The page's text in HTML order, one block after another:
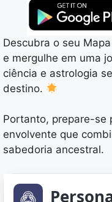
Descubra o seu
e mergulhe em uma
ciência e astrologia
destino.
Portanto, prepare-se
envolvente que
sabedoria ancestral.